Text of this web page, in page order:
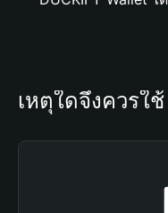
เหตุใดจึงควรใ